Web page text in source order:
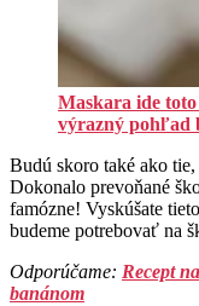
Maskara ide
výrazný pohľad
Budú skoro také ako
Dokonalo prevoňané
famózne! Vyskúšate
budeme potrebovať na
Odporúčame: Recept
banánom